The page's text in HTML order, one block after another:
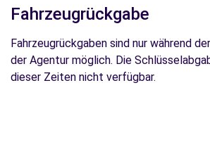
Fahrzeugrückgabe
Fahrzeugrückgaben sind nur während
der Agentur möglich. Die
dieser Zeiten nicht verfügbar.